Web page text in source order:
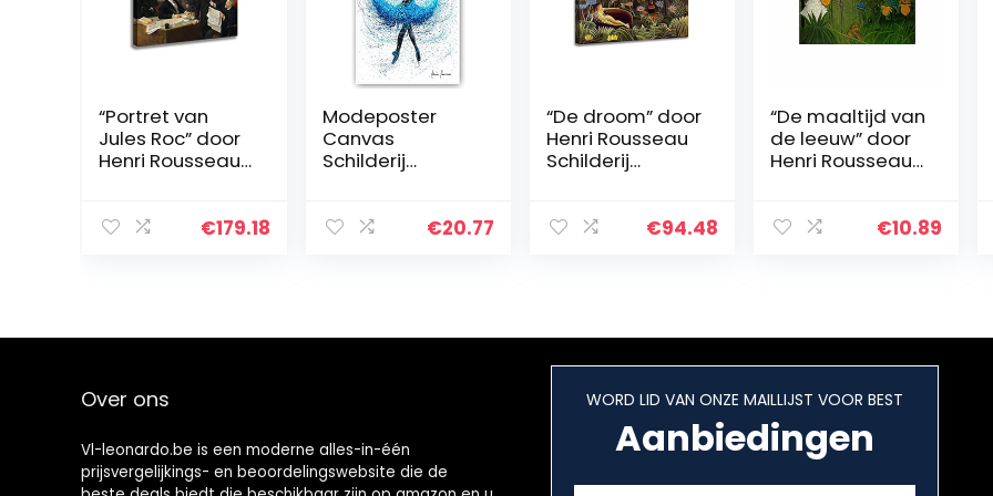
“Portret van
Jules Roc” door
Henri Rousseau
n Voor Muur
Muurkunst voor
(100x140cm39x5
€179.18
Modeposter
Canvas
Schilderij
Ballerina Posters
€20.77
“De droom” door
Henri Rousseau
Schilderij
Foto’s Thuis
Slaapkamerdec
oratie Kunstwerk
nch, ingelijst)
€94.48
“De maaltijd van
de leeuw” door
Henri Rousseau
n Voor Muur
Muurkunst voor
Slaapkamer
ch, niet ingelijst)
€10.89
Over ons
Vl-leonardo.be is een moderne alles-in-één
prijsvergelijkings- en beoordelingswebsite die de
WORD LID VAN ONZE MAILLIJST VOOR BEST
Aanbiedingen